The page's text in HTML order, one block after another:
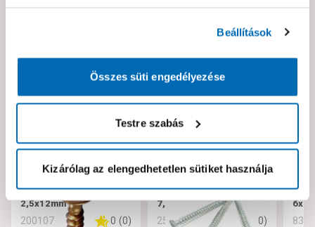
Beállítások
Összes süti engedélyezése
Testre szabás
Kizárólag az elengedhetetlen sütiket használja
JKH pozdorjacsavar
2,5x12mm
200107 0 (0)
JKH tokrögzítő csavar
7,5x182
256221 0 0)
JKH